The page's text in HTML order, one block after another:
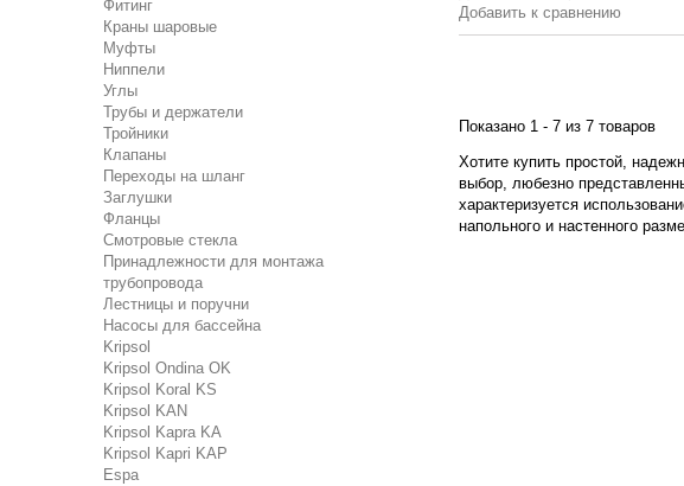
Фитинг
Краны шаровые
Муфты
Ниппели
Углы
Трубы и держатели
Тройники
Клапаны
Переходы на шланг
Заглушки
Фланцы
Смотровые стекла
Принадлежности для монтажа
трубопровода
Лестницы и поручни
Насосы для бассейна
Kripsol
Kripsol Ondina ОK
Kripsol Koral KS
Kripsol KAN
Kripsol Kapra KA
Kripsol Kapri KAP
Espa
Добавить к сравнению
Показано 1 - 7 из 7 товаров
Хотите купить простой,
выбор, любезно
характеризуется
напольного и настенного